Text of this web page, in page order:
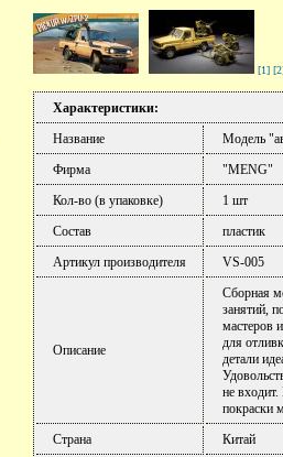
[1]
Характеристики:
Название
Модель
Фирма
"MENG"
Кол-во (в упаковке)
1 шт
Состав
пластик
Артикул производителя
VS-005
Описание
Сборная
занятий,
мастеров
для
детали
не
покраски
Страна
Китай